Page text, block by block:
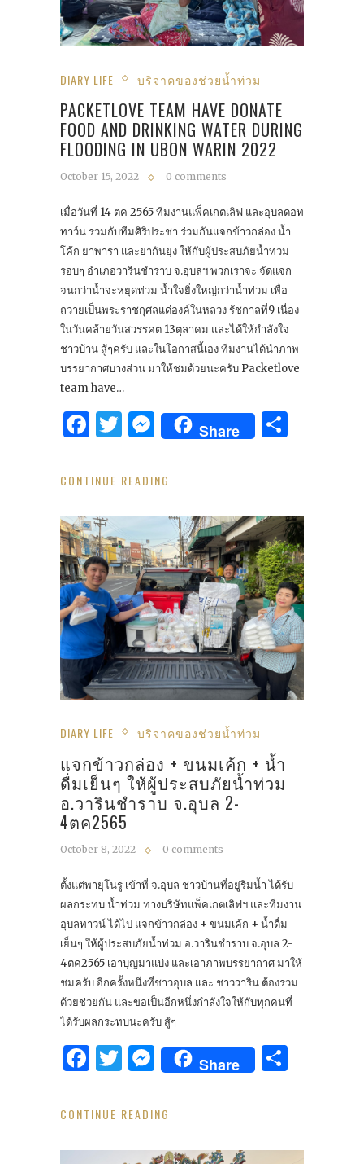
DIARY LIFE บริจาคของช่วยน้ำท่วม
PACKETLOVE TEAM HAVE DONATE
FOOD AND DRINKING WATER DURING
FLOODING IN UBON WARIN 2022
October 15, 2022 0 comments
เมื่อวันที่ 14 ตค 2565 ทีมงานแพ็คเกตเลิฟ และอุบลดอท
ทาว์น ร่วมกับทีมศิริประชา ร่วมกันแจกข้าวกล่อง น้ำ
โค้ก ยาพารา และยากันยุง ให้กับผู้ประสบภัยน้ำท่วม
รอบๆ อำเภอวารินชำราบ จ.อุบลฯ พวกเราจะ จัดแจก
จนกว่าน้ำจะหยุดท่วม น้ำใจยิ่งใหญ่กว่าน้ำท่วม เพื่อ
ถวายเป็นพระราชกุศลแด่องค์ในหลวง รัชกาลที่9 เนื่อง
ในวันคล้ายวันสวรรคต 13ตุลาคม และได้ให้กำลังใจ
ชาวบ้าน สู้ๆครับ และในโอกาสนี้เอง ทีมงานได้นำภาพ
บรรยากาศบางส่วน มาให้ชมด้วยนะครับ Packetlove
team have…
Facebook
Twitter
Messenger
Share
CONTINUE READING
DIARY LIFE บริจาคของช่วยน้ำท่วม
แจกข้าวกล่อง + ขนมเค้ก + น้ำ
ดื่มเย็นๆ ให้ผู้ประสบภัยน้ำท่วม
อ.วารินชำราบ จ.อุบล 2-
4ตค2565
October 8, 2022 0 comments
ตั้งแต่พายุโนรู เข้าที่ จ.อุบล ชาวบ้านที่อยู่ริมน้ำ ได้รับ
ผลกระทบ น้ำท่วม ทางบริษัทแพ็คเกตเลิฟฯ และทีมงาน
อุบลทาวน์ ได้ไป แจกข้าวกล่อง + ขนมเค้ก + น้ำดื่ม
เย็นๆ ให้ผู้ประสบภัยน้ำท่วม อ.วารินชำราบ จ.อุบล 2-
4ตค2565 เอาบุญมาแบ่ง และเอาภาพบรรยากาศ มาให้
ชมครับ อีกครั้งหนึ่งที่ชาวอุบล และ ชาววาริน ต้องร่วม
ด้วยช่วยกัน และขอเป็นอีกหนึ่งกำลังใจให้กับทุกคนที่
ได้รับผลกระทบนะครับ สู้ๆ
Facebook
Twitter
Messenger
Share
CONTINUE READING